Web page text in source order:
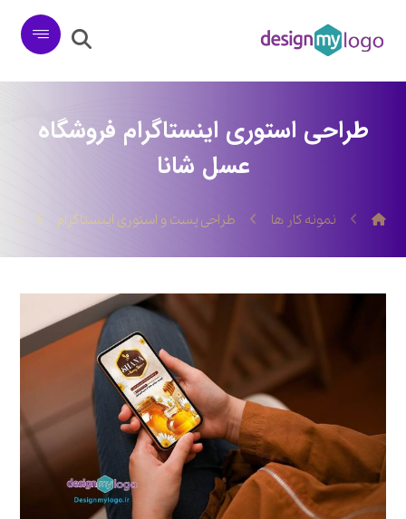
طراحی استوری اینستاگرام فروشگاه
عسل شانا
نمونه کار ها طراحی پست و استوری اینستاگرام